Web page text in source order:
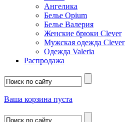
Ангелика
Белье Opium
Белье Валерия
Женские брюки Clever
Мужская одежда Clever
Одежда Valeria
Распродажа
Ваша корзина пуста